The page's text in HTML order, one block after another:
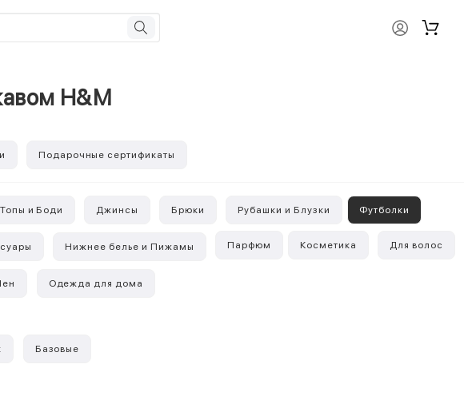
H&M
Подарочные сертификаты
Топы и Боди Джинсы Брюки Рубашки и Блузки Футболки
Нижнее белье и Пижамы Парфюм Косметика Для волос
Одежда для дома
Базовые